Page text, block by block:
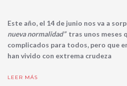
Este año, el 14 de junio nos va a
nueva normalidad” tras unos meses
complicados para todos, pero que
han vivido con extrema crudeza
LEER MÁS